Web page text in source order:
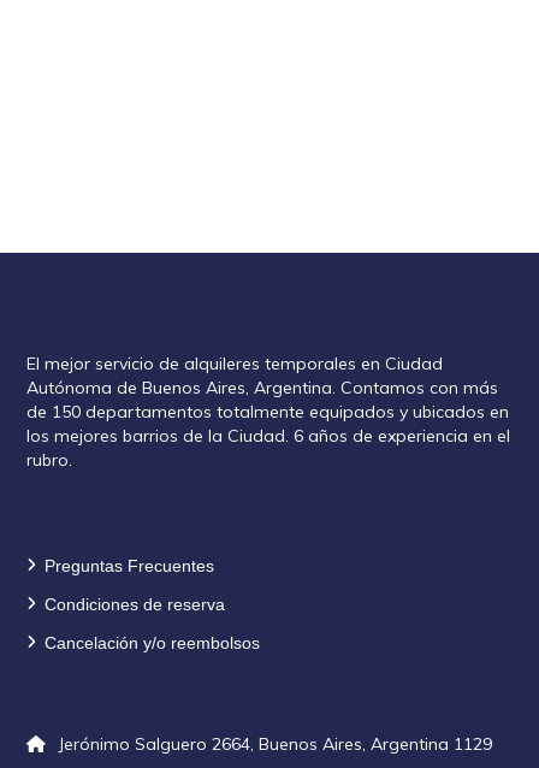
El mejor servicio de alquileres temporales en Ciudad
Autónoma de Buenos Aires, Argentina. Contamos con más
de 150 departamentos totalmente equipados y ubicados en
los mejores barrios de la Ciudad. 6 años de experiencia en el
rubro.
Preguntas Frecuentes
Condiciones de reserva
Cancelación y/o reembolsos
Jerónimo Salguero 2664, Buenos Aires, Argentina 1129